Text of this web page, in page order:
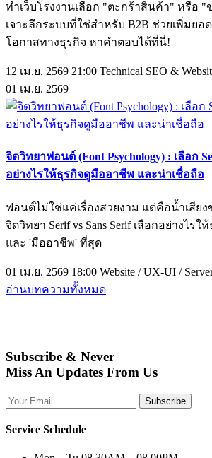
ทำเว็บโรงงานเลือก "ตะกร้าสินค้า" หรือ "
เจาะลึกระบบที่ใช่สำหรับ B2B ช่วยเพิ่มยอ
โอกาสทางธุรกิจ หาคำตอบได้ที่นี่!
12 เม.ย. 2569 21:00 Technical SEO &
01 เม.ย. 2569
จิตวิทยาฟอนต์ (Font Psychology) : เลือก
อย่างไรให้ธุรกิจดูมืออาชีพ และน่าเชื่อถือ
ฟอนต์ไม่ใช่แค่เรื่องสวยงาม แต่คือน้ำเสียง
จิตวิทยา Serif vs Sans Serif เลือกอย่างไร
และ 'มืออาชีพ' ที่สุด
01 เม.ย. 2569 18:00 Website / UX-UI /
อ่านบทความทั้งหมด
Subscribe & Never
Miss An Updates From Us
Subscribe
Service Schedule